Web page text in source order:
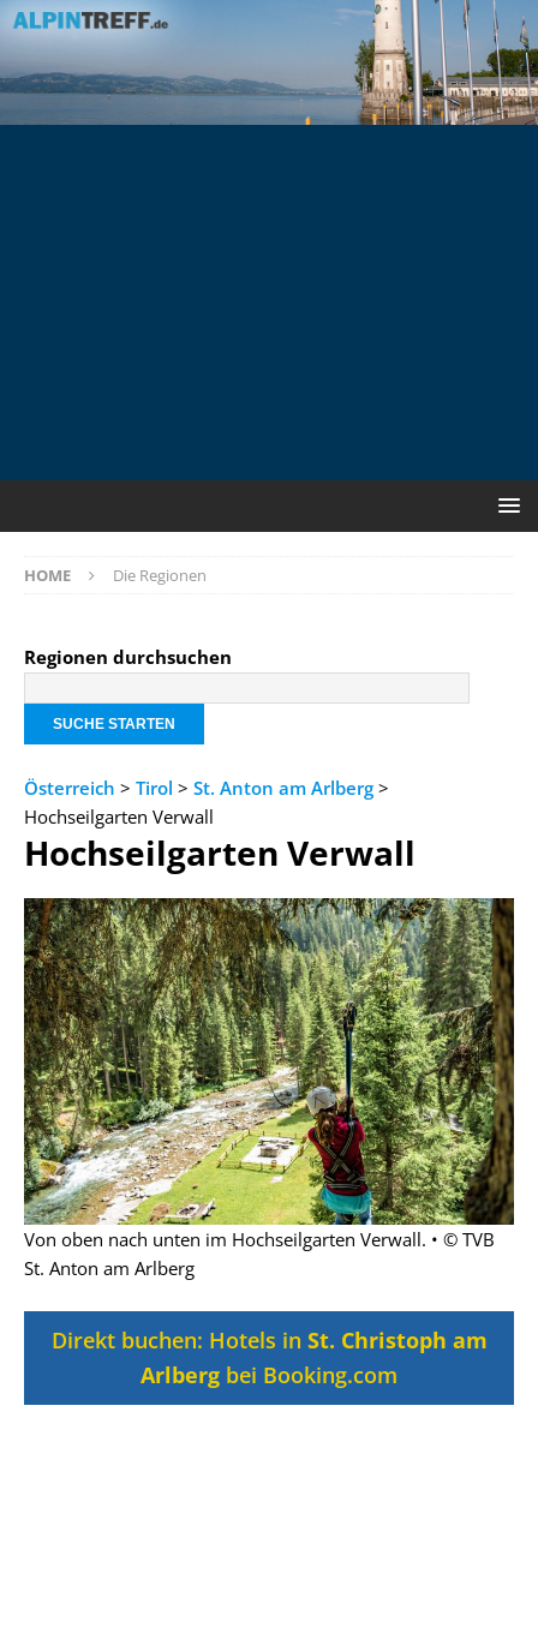
HOME Die Regionen
Regionen durchsuchen
Österreich > Tirol > St. Anton am Arlberg >
Hochseilgarten Verwall
Hochseilgarten Verwall
Von oben nach unten im Hochseilgarten Verwall. • © TVB
St. Anton am Arlberg
Direkt buchen: Hotels in St. Christoph am
Arlberg bei Booking.com